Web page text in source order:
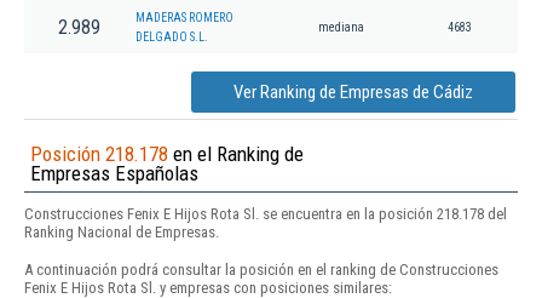
2.989
MADERAS ROMERO
DELGADO S.L.
mediana 4683
Ver Ranking de Empresas de Cádiz
Posición 218.178 en el Ranking de
Empresas Españolas
Construcciones Fenix E Hijos Rota Sl. se encuentra en la posición 218.178 del
Ranking Nacional de Empresas.
A continuación podrá consultar la posición en el ranking de Construcciones
Fenix E Hijos Rota Sl. y empresas con posiciones similares: